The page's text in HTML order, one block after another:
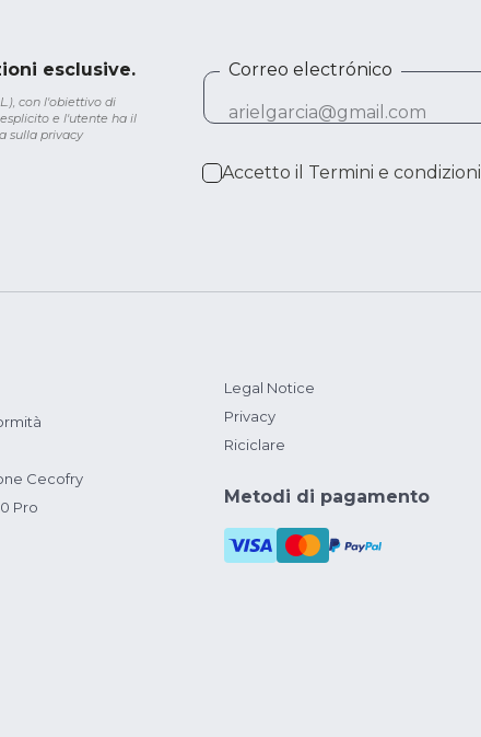
esclusive.
con l'obiettivo di
e l'utente ha il
sulla privacy
Correo electrónico
Accetto il Termini e condizioni
Cecofry
Pro
Legal Notice
Privacy
Riciclare
Metodi di pagamento